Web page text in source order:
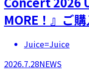
MORE！』ご
Juice=Juice
2026.7.28NEWS